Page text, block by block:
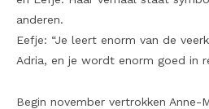
anderen.
Eefje: “Je leert enorm van de
Adria, en je wordt enorm goed in
Begin november vertrokken Anne-